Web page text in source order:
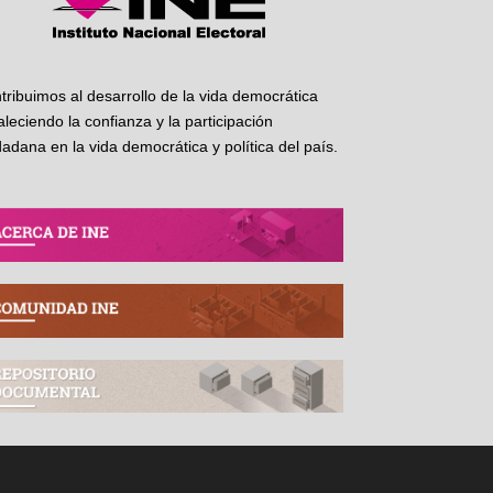
al desarrollo de la vida democrática
la confianza y la participación
en la vida democrática y política del país.